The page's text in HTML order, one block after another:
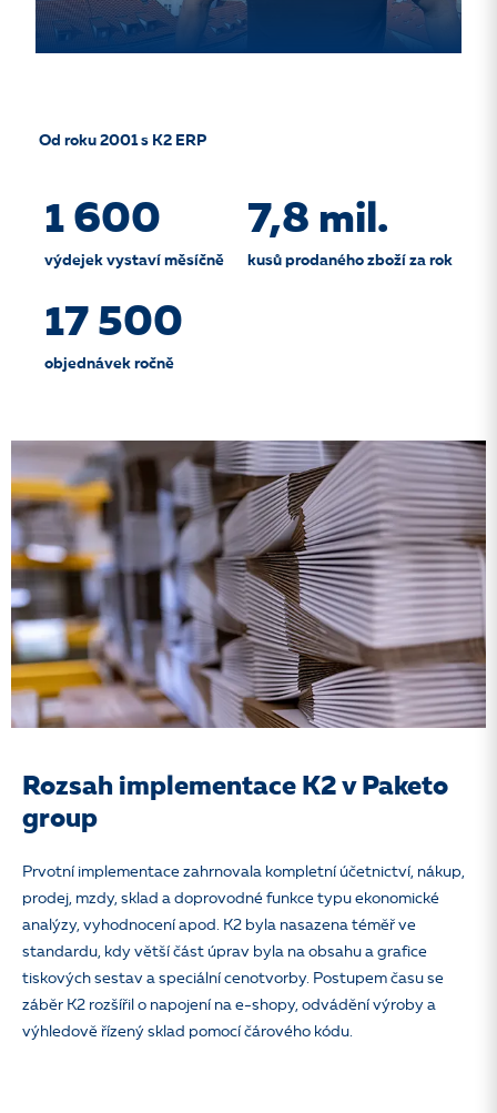
Od roku 2001 s K2 ERP
1 600
výdejek vystaví měsíčně
7,8 mil.
kusů prodaného zboží za rok
17 500
objednávek ročně
Rozsah implementace K2 v Paketo
group
Prvotní implementace zahrnovala kompletní účetnictví, nákup,
prodej, mzdy, sklad a doprovodné funkce typu ekonomické
analýzy, vyhodnocení apod. K2 byla nasazena téměř ve
standardu, kdy větší část úprav byla na obsahu a grafice
tiskových sestav a speciální cenotvorby. Postupem času se
záběr K2 rozšířil o napojení na e-shopy, odvádění výroby a
výhledově řízený sklad pomocí čárového kódu.